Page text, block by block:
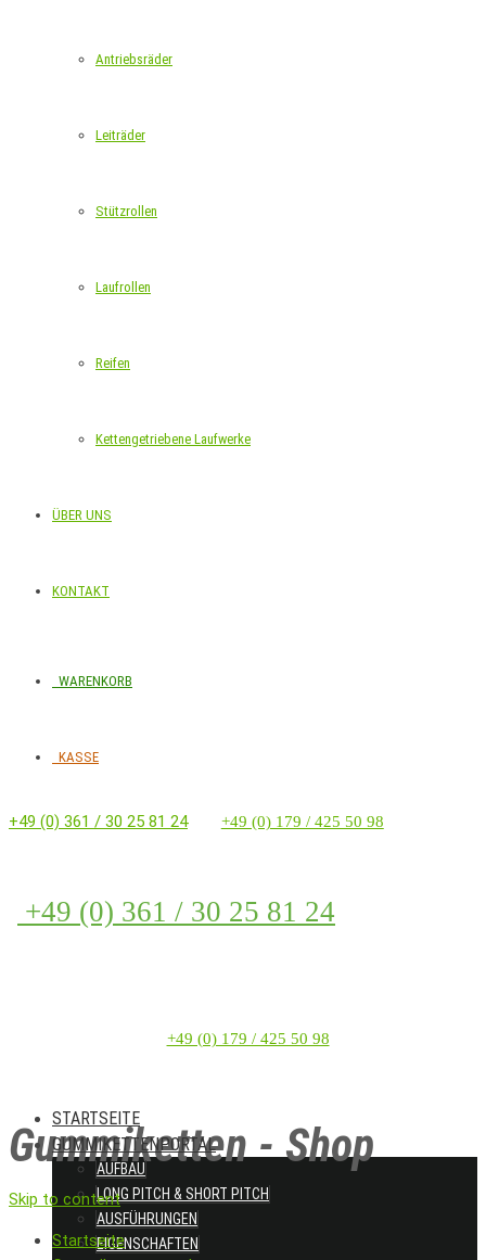
Antriebsräder
Leiträder
Stützrollen
Laufrollen
Reifen
Kettengetriebene Laufwerke
ÜBER UNS
KONTAKT
WARENKORB
KASSE
+49 (0) 361 / 30 25 81 24 +49 (0) 179 / 425 50 98
+49 (0) 361 / 30 25 81 24
+49 (0) 179 / 425 50 98
Gummiketten - Shop
STARTSEITE
GUMMIKETTENPORTAL
AUFBAU
LONG PITCH & SHORT PITCH
AUSFÜHRUNGEN
EIGENSCHAFTEN
Skip to content
Startseite